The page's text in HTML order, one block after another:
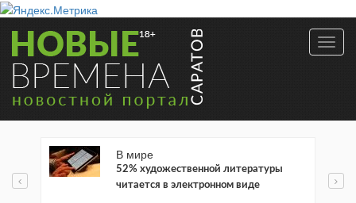
В мире
52% художественной литературы
читается в электронном виде